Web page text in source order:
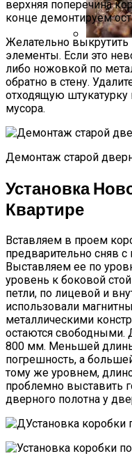
верхняя поперечина
конце демонтируем
Желательно
элементы. Если это
либо ножовкой по
обратно в стену.
отходящую штукатурку
мусора.
Демонтаж старой
Установка
Квартире
Вставляем в проем
предварительно сняв
Выставляем ее по
уровень к боковой
петли, по лицевой и
использовали
металлическими
остаются свободными.
800 мм. Меньшей
погрешность, а
тому же уровнем,
проблемно выставить
дверного полотна у